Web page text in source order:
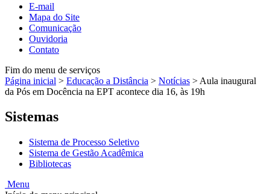
E-mail
Mapa do Site
Comunicação
Ouvidoria
Contato
Fim do menu de serviços
Página inicial > Educação a Distância > Notícias > Aula inaugural
da Pós em Docência na EPT acontece dia 16, às 19h
Sistemas
Sistema de Processo Seletivo
Sistema de Gestão Acadêmica
Bibliotecas
Menu